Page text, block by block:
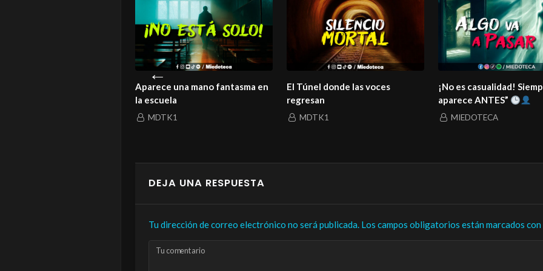
Aparece una mano fantasma en
la escuela
MDTK1
El Túnel donde las voces
regresan
MDTK1
¡No es casualidad!
aparece ANTES”
MIEDOTECA
DEJA UNA RESPUESTA
Tu dirección de correo electrónico no será publicada. Los campos obligatorios están marcados con
Tu comentario